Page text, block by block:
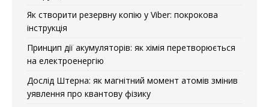
Як створити резервну копію у Viber: покрокова
інструкція
Принцип дії акумуляторів: як хімія перетворюється
на електроенергію
Дослід Штерна: як магнітний момент атомів змінив
уявлення про квантову фізику